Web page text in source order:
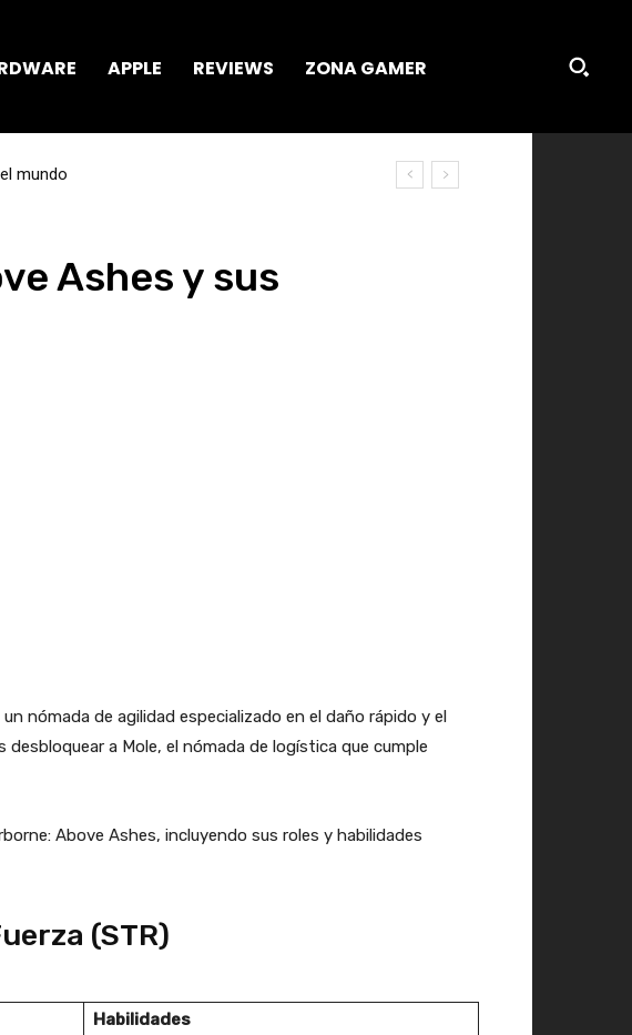
APPLE REVIEWS ZONA GAMER
mundo
Ashes y sus
nómada de agilidad especializado en el daño rápido y el
a Mole, el nómada de logística que cumple
Above Ashes, incluyendo sus roles y habilidades
(STR)
Habilidades